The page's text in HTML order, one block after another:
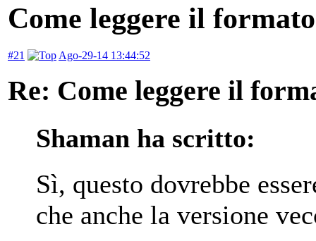
Come leggere il
#21 Ago-29-14 13:44:52
Re: Come leggere il
Shaman ha scritto:
Sì, questo dovrebbe
che anche la versione